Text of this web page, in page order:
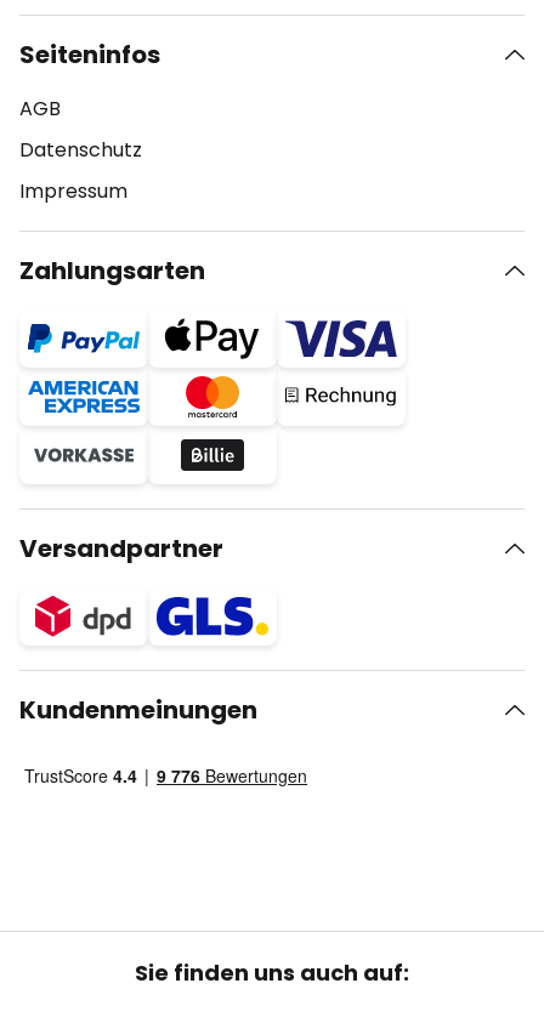
Seiteninfos
AGB
Datenschutz
Impressum
Zahlungsarten
Versandpartner
Kundenmeinungen
Sie finden uns auch auf: